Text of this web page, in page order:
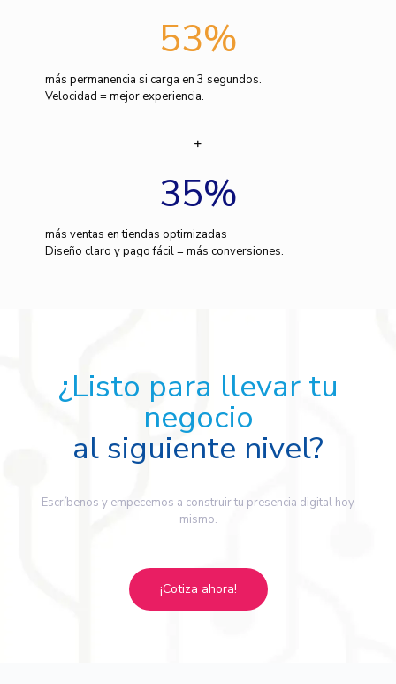
53%
más permanencia si carga en 3 segundos.
Velocidad = mejor experiencia.
35%
más ventas en tiendas optimizadas
Diseño claro y pago fácil = más conversiones.
¿Listo para llevar tu
negocio
al siguiente nivel?
Escríbenos y empecemos a construir tu presencia digital hoy
mismo.
¡Cotiza ahora!